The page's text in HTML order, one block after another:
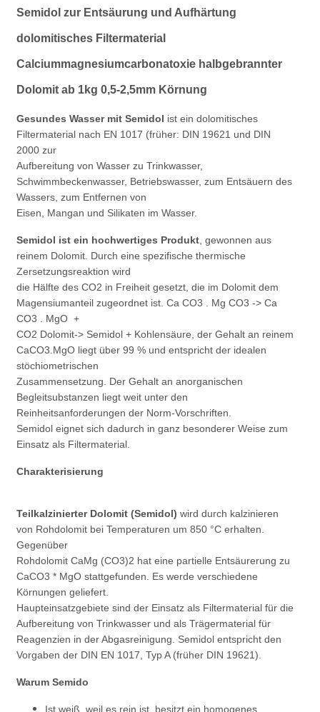
Semidol zur Entsäurung und Aufhärtung
dolomitisches Filtermaterial
Calciummagnesiumcarbonatoxie halbgebrannter
Dolomit ab 1kg 0,5-2,5mm Körnung
Gesundes Wasser mit Semidol ist ein dolomitisches
Filtermaterial nach EN 1017 (früher: DIN 19621 und DIN
2000 zur
Aufbereitung von Wasser zu Trinkwasser,
Schwimmbeckenwasser, Betriebswasser, zum Entsäuern des
Wassers, zum Entfernen von
Eisen, Mangan und Silikaten im Wasser.
Semidol ist ein hochwertiges Produkt , gewonnen aus
reinem Dolomit. Durch eine spezifische thermische
Zersetzungsreaktion wird
die Hälfte des CO2 in Freiheit gesetzt, die im Dolomit dem
Magensiumanteil zugeordnet ist. Ca CO3 . Mg CO3 -> Ca
CO3 . MgO +
CO2 Dolomit-> Semidol + Kohlensäure, der Gehalt an reinem
CaCO3.MgO liegt über 99 % und entspricht der idealen
stöchiometrischen
Zusammensetzung. Der Gehalt an anorganischen
Begleitsubstanzen liegt weit unter den
Reinheitsanforderungen der Norm-Vorschriften.
Semidol eignet sich dadurch in ganz besonderer Weise zum
Einsatz als Filtermaterial.
Charakterisierung
Teilkalzinierter Dolomit (Semidol)wird durch kalzinieren
von Rohdolomit bei Temperaturen um 850 °C erhalten.
Gegenüber
Rohdolomit CaMg (CO3)2 hat eine partielle Entsäurerung zu
CaCO3 * MgO stattgefunden. Es werde verschiedene
Körnungen geliefert.
Haupteinsatzgebiete sind der Einsatz als Filtermaterial für die
Aufbereitung von Trinkwasser und als Trägermaterial für
Reagenzien in der Abgasreinigung. Semidol entspricht den
Vorgaben der DIN EN 1017, Typ A (früher DIN 19621).
Warum Semido
Ist weiß, weil es rein ist, besitzt ein homogenes